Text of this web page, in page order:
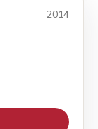
2014